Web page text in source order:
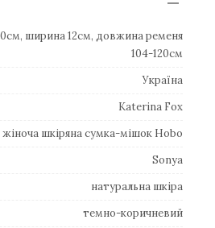
ширина 12см, довжина ременя
104-120см
Україна
Katerina Fox
жіноча шкіряна сумка-мішок Hobo
Sonya
натуральна шкіра
темно-коричневий